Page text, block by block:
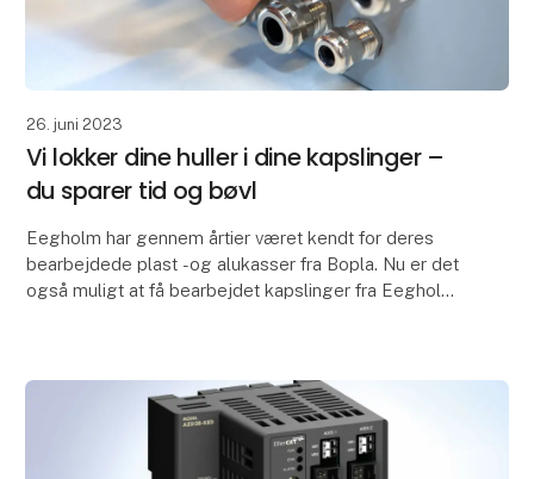
26. juni 2023
Vi lokker dine huller i dine kapslinger –
du sparer tid og bøvl
Eegholm har gennem årtier været kendt for deres
bearbejdede plast -og alukasser fra Bopla. Nu er det
også muligt at få bearbejdet kapslinger fra Eegholms